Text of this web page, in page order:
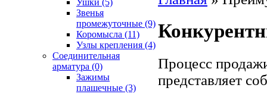
Ушки (5)
Звенья
промежуточные (9)
Коромысла (11)
Узлы крепления (4)
Соединительная
арматура (0)
Зажимы
плашечные (3)
Процесс
представляет